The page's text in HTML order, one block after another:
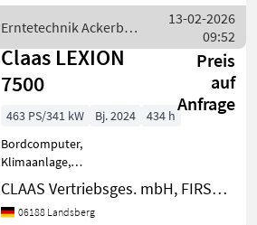
Schneidwerk V 1080 mit
Rapsausrü
Erntetechnik Ackerbau
/ Claas
13-02-2026
09:52
Claas LEXION
7500
Preis
auf
Anfrage
463 PS/341 kW Bj. 2024
434 h
Bordcomputer,
Klimaanlage,
Schneidwerkswagen 3D
Reinigung
Abgasnachbehandlung
CLAAS Vertriebsges. mbH, FIRST CLAAS USED Center Landsberg
06188 Landsberg